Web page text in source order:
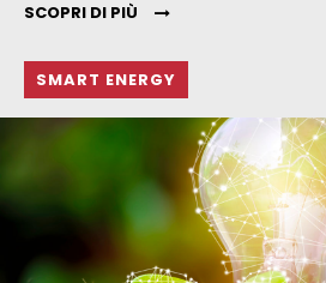
SCOPRI DI PIÙ
SMART ENERGY